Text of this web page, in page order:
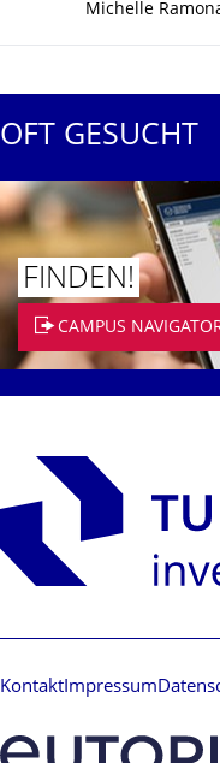
Michelle
OFT GESUCHT
FINDEN!
CAMPUS
Kontakt Impressum